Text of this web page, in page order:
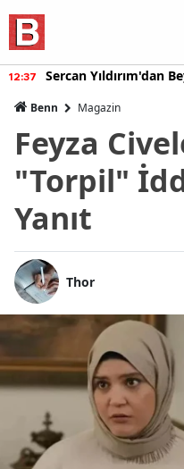
12:37 Sercan Yıldırım'dan
Benn Magazin
Feyza
"Torpil"
Yanıt
Thor